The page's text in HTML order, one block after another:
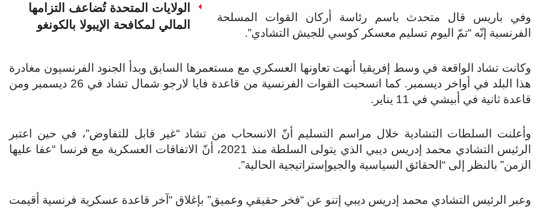
الولايات المتحدة تُضاعف التزامها
المالي لمكافحة الإيبولا بالكونغو
وفي باريس قال متحدث باسم رئاسة أركان القوات المسلحة
الفرنسية إنّه “تمّ اليوم تسليم معسكر كوسي للجيش التشادي”.
وكانت تشاد الواقعة في وسط إفريقيا أنهت تعاونها العسكري مع مستعمرها السابق وبدأ الجنود الفرنسيون مغادرة
هذا البلد في أواخر ديسمبر. كما انسحبت القوات الفرنسية من قاعدة فايا لارجو شمال تشاد في 26 ديسمبر ومن
قاعدة ثانية في أبيشي في 11 يناير.
وأعلنت السلطات التشادية خلال مراسم التسليم أنّ الانسحاب من تشاد “غير قابل للتفاوض”، في حين اعتبر
الرئيس التشادي محمد إدريس ديبي الذي يتولى السلطة منذ 2021، أنّ الاتفاقات العسكرية مع فرنسا “عفا عليها
الزمن” بالنظر إلى “الحقائق السياسية والجيوإستراتيجية الحالية”.
وعبر الرئيس التشادي محمد إدريس ديبي إتنو عن “فخر حقيقي وعميق” بإغلاق “آخر قاعدة عسكرية فرنسية أقيمت